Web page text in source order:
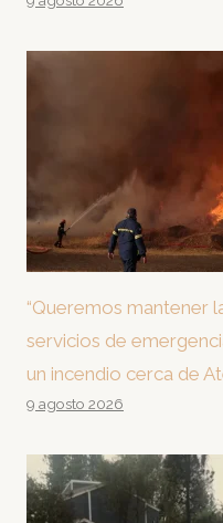
“Queremos mantener
servicios de
un incendio cerca de
9 agosto 2026